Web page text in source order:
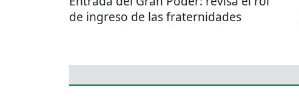
de ingreso de las fraternidades